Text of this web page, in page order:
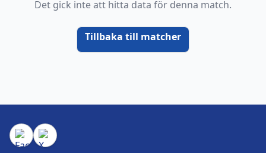
Det gick inte att hitta data för denna match.
Tillbaka till matcher